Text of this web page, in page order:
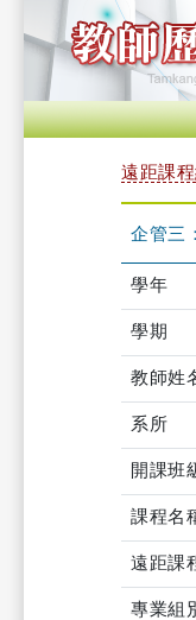
遠距課
企管三
學年
學期
教師姓
系所
開課班
課程名
遠距課
專業組